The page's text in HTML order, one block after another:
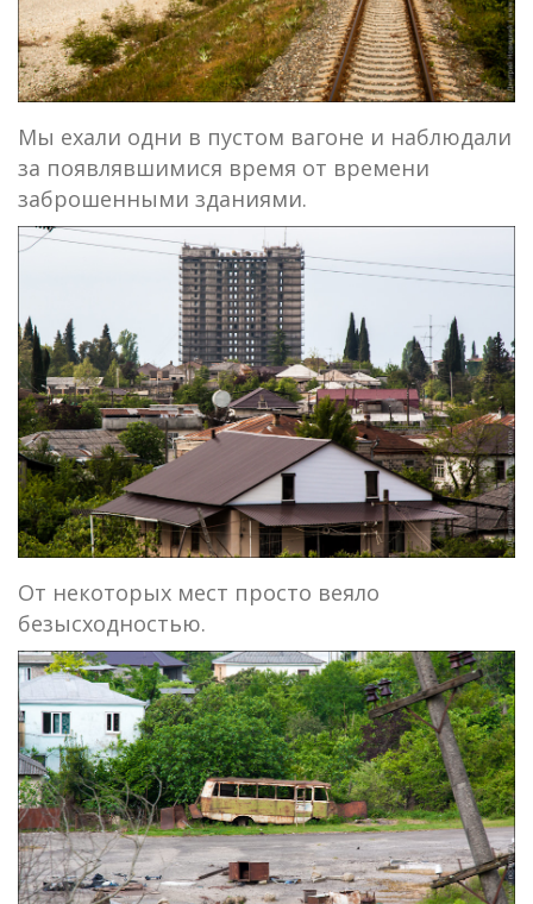
Мы ехали одни в пустом вагоне и наблюдали
за появлявшимися время от времени
заброшенными зданиями.
От некоторых мест просто веяло
безысходностью.